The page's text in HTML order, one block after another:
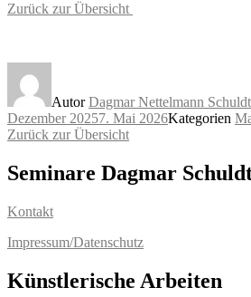
Zurück zur Übersicht
AutorDagmar Nettelmann Schuldt
Dezember 20257. Mai 2026Kategorien
Zurück zur Übersicht
Seminare Dagmar
Kontakt
Impressum/Datenschutz
Künstlerische Arbeiten